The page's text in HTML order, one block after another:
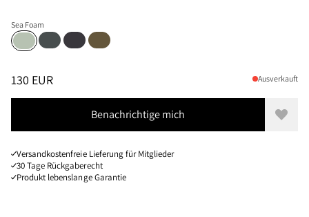
Sea Foam
Sea FoamDark TealRavenOlive
PREIS: 130 EUR, REDUZIERT VON 130 EUR
130 EUR Ausverkauft
Benachrichtige mich Zur
Versandkostenfreie Lieferung für Mitglieder
30 Tage Rückgaberecht
Produkt lebenslange Garantie